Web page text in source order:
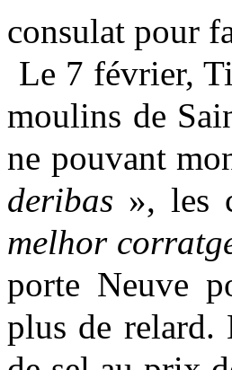
consulat pour
Le 7 février,
moulins de
ne pouvant
deribas », les
melhor
porte Neuve
plus de relard.